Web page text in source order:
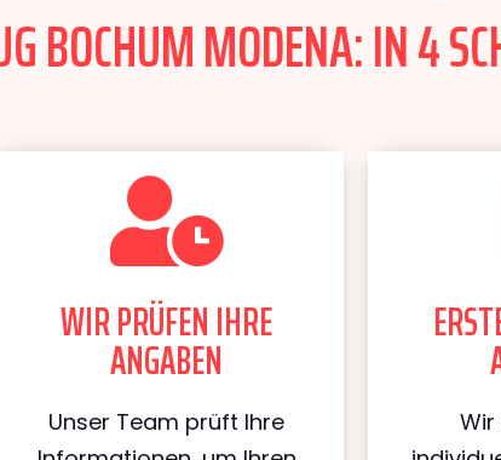
BOCHUM MODENA: IN 4
WIR PRÜFEN IHRE
ANGABEN
Unser Team prüft Ihre